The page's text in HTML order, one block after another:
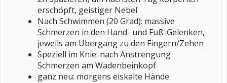
erschöpft, geistiger Nebel
Nach Schwimmen (20 Grad): massive
Schmerzen in den Hand- und Fuß-Gelenken,
jeweils am Übergang zu den Fingern/Zehen
Speziell im Knie: nach Anstrengung
Schmerzen am Wadenbeinkopf
ganz neu: morgens eiskalte Hände